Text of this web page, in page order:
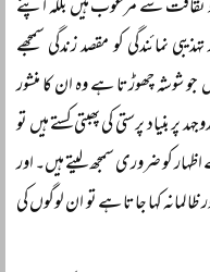
ثقافت سے مرعوب ہیں بلکہ اپنے
نمائندگی کو مقصد زندگی سمجھے
شوشہ چھوڑتا ہے وہ ان کا منشور
بنیاد پرستی کی پھبتی کستے ہیں تو
کو ضروری سمجھ لیتے ہیں۔ اور
ظالمانہ کہا جاتا ہے تو ان لوگوں کی